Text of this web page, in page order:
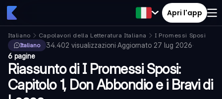
Apri l'app
Italiano Capolavori della Letteratura Italiana
I Promessi Sposi
Italiano
34.402 visualizzazioni·Aggiornato 27 lug 2026·
6 pagine
Riassunto di I Promessi Sposi:
Capitolo 1, Don Abbondio e i Bravi di